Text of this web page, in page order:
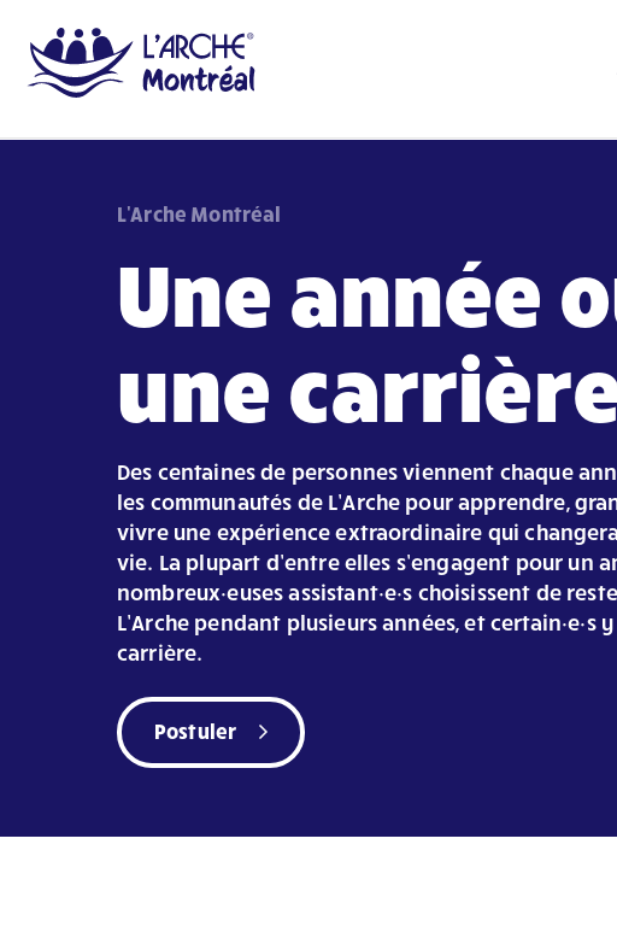
L'Arche Montréal
Une année
une
Des centaines de personnes viennent chaque
les communautés de L’Arche pour apprendre,
vivre une expérience extraordinaire qui
vie. La plupart d’entre elles s’engagent pour un
nombreux·euses assistant·e·s choisissent de
L’Arche pendant plusieurs années, et certain·e·s
carrière.
Postuler